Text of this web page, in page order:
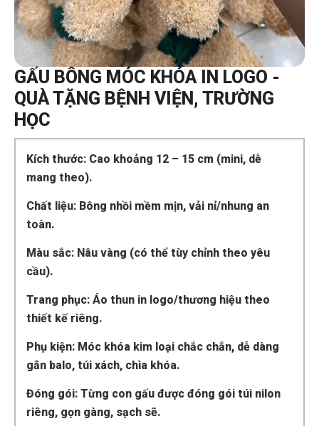
GẤU BÔNG MÓC KHÓA IN LOGO -
QUÀ TẶNG BỆNH VIỆN, TRƯỜNG
HỌC
Kích thước: Cao khoảng 12 – 15 cm (mini, dễ
mang theo).
Chất liệu: Bông nhồi mềm mịn, vải nỉ/nhung an
toàn.
Màu sắc: Nâu vàng (có thể tùy chỉnh theo yêu
cầu).
Trang phục: Áo thun in logo/thương hiệu theo
thiết kế riêng.
Phụ kiện: Móc khóa kim loại chắc chắn, dễ dàng
gắn balo, túi xách, chìa khóa.
Đóng gói: Từng con gấu được đóng gói túi nilon
riêng, gọn gàng, sạch sẽ.